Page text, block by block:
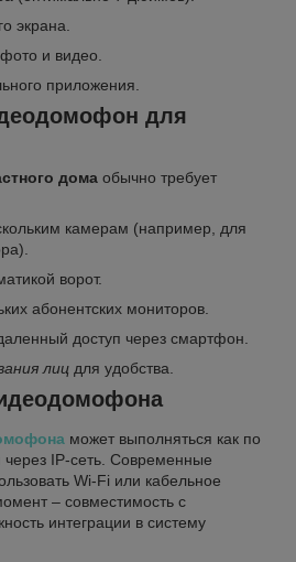
экрана.
и видео.
приложения.
для
дома обычно требует
камерам (например, для
ворот.
абонентских мониторов.
доступ через смартфон.
лиц для удобства.
может выполняться как по
через IP-сеть. Современные
Wi-Fi или кабельное
– совместимость с
интеграции в систему